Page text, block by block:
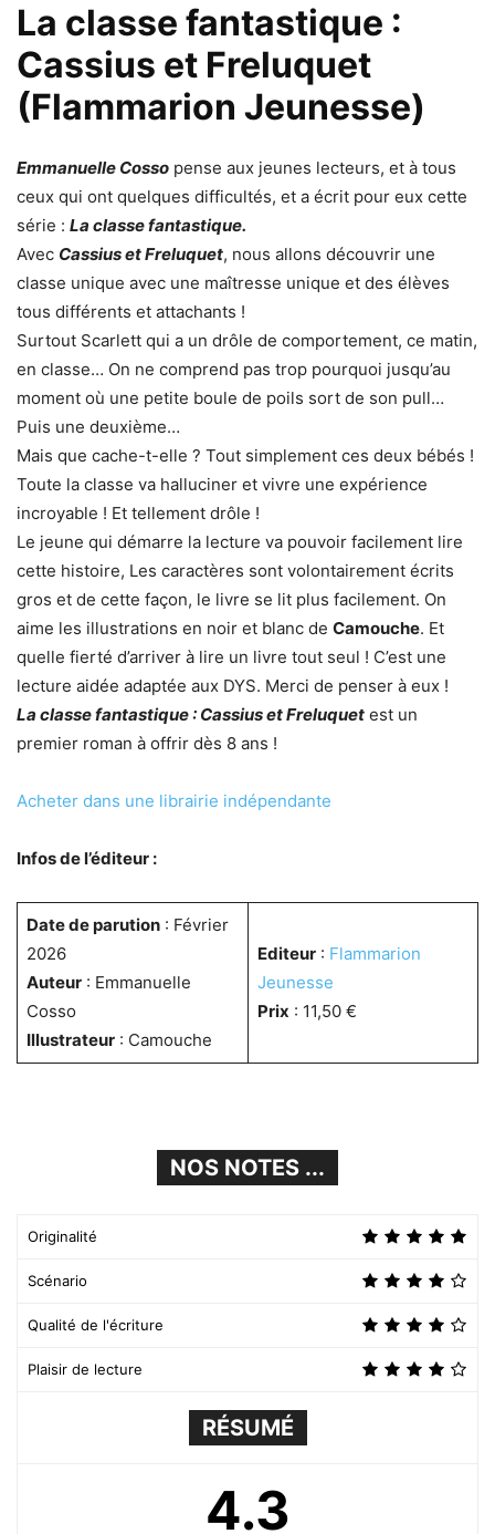
La classe fantastique :
Cassius et Freluquet
(Flammarion Jeunesse)
Emmanuelle Cosso pense aux jeunes lecteurs, et à tous
ceux qui ont quelques difficultés, et a écrit pour eux cette
série : La classe fantastique.
Avec Cassius et Freluquet, nous allons découvrir une
classe unique avec une maîtresse unique et des élèves
tous différents et attachants !
Surtout Scarlett qui a un drôle de comportement, ce matin,
en classe… On ne comprend pas trop pourquoi jusqu’au
moment où une petite boule de poils sort de son pull…
Puis une deuxième…
Mais que cache-t-elle ? Tout simplement ces deux bébés !
Toute la classe va halluciner et vivre une expérience
incroyable ! Et tellement drôle !
Le jeune qui démarre la lecture va pouvoir facilement lire
cette histoire, Les caractères sont volontairement écrits
gros et de cette façon, le livre se lit plus facilement. On
aime les illustrations en noir et blanc de Camouche. Et
quelle fierté d’arriver à lire un livre tout seul ! C’est une
lecture aidée adaptée aux DYS. Merci de penser à eux !
La classe fantastique : Cassius et Freluquet est un
premier roman à offrir dès 8 ans !
Acheter dans une librairie indépendante
Infos de l’éditeur :
Date de parution: Février
2026
Auteur: Emmanuelle
Cosso
Illustrateur: Camouche
Editeur: Flammarion
Jeunesse
Prix : 11,50 €
NOS NOTES ...
Originalité
Scénario
Qualité de l'écriture
Plaisir de lecture
RÉSUMÉ
4.3